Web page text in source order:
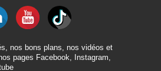
nos bons plans, nos vidéos et
pages Facebook, Instagram,